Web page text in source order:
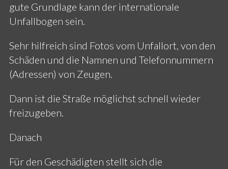
gute Grundlage kann der internationale
Unfallbogen sein.
Sehr hilfreich sind Fotos vom Unfallort, von den
Schäden und die Namnen und Telefonnummern
(Adressen) von Zeugen.
Dann ist die Straße möglichst schnell wieder
freizugeben.
Danach
Für den Geschädigten stellt sich die